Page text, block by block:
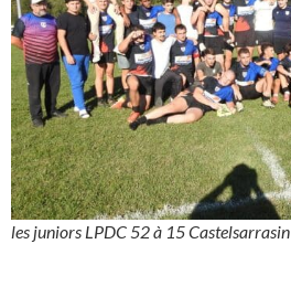
les juniors LPDC 52 à 15 Castelsarrasin